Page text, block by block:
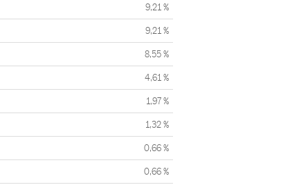
9,21 %
9,21 %
8,55 %
4,61 %
1,97 %
1,32 %
0,66 %
0,66 %